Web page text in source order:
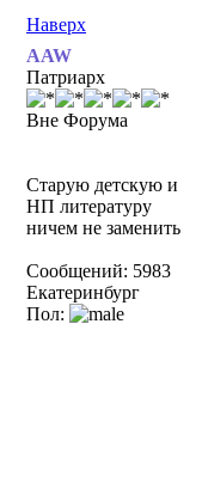
Наверх
AAW
Патриарх
Вне Форума
Старую детскую и
НП литературу
ничем не заменить
Сообщений: 5983
Екатеринбург
Пол: